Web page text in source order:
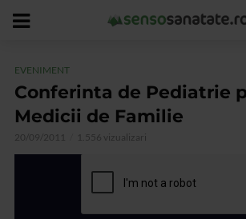
EVENIMENT
Conferinta de Pediatrie
Medicii de Familie
20/09/2011 1.556 vizualizari